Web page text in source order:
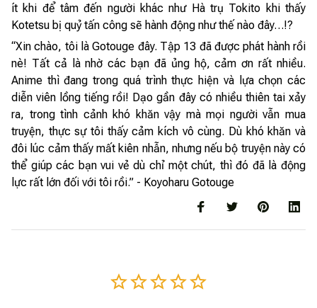
ít khi để tâm đến người khác như Hà trụ Tokito khi thấy
Kotetsu bị quỷ tấn công sẽ hành động như thế nào đây…!?
“Xin chào, tôi là Gotouge đây. Tập 13 đã được phát hành rồi
nè! Tất cả là nhờ các bạn đã ủng hộ, cảm ơn rất nhiều.
Anime thì đang trong quá trình thực hiện và lựa chọn các
diễn viên lồng tiếng rồi! Dạo gần đây có nhiều thiên tai xảy
ra, trong tình cảnh khó khăn vậy mà mọi người vẫn mua
truyện, thực sự tôi thấy cảm kích vô cùng. Dù khó khăn và
đôi lúc cảm thấy mất kiên nhẫn, nhưng nếu bộ truyện này có
thể giúp các bạn vui vẻ dù chỉ một chút, thì đó đã là động
lực rất lớn đối với tôi rồi.” - Koyoharu Gotouge